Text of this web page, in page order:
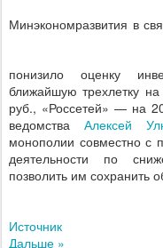
Минэкономразвития в
понизило оценку
ближайшую трехлетку
руб., «Россетей» — на
ведомства Алексей
монополии совместно с
деятельности по
позволить им сохранить
Источник
Дальше »